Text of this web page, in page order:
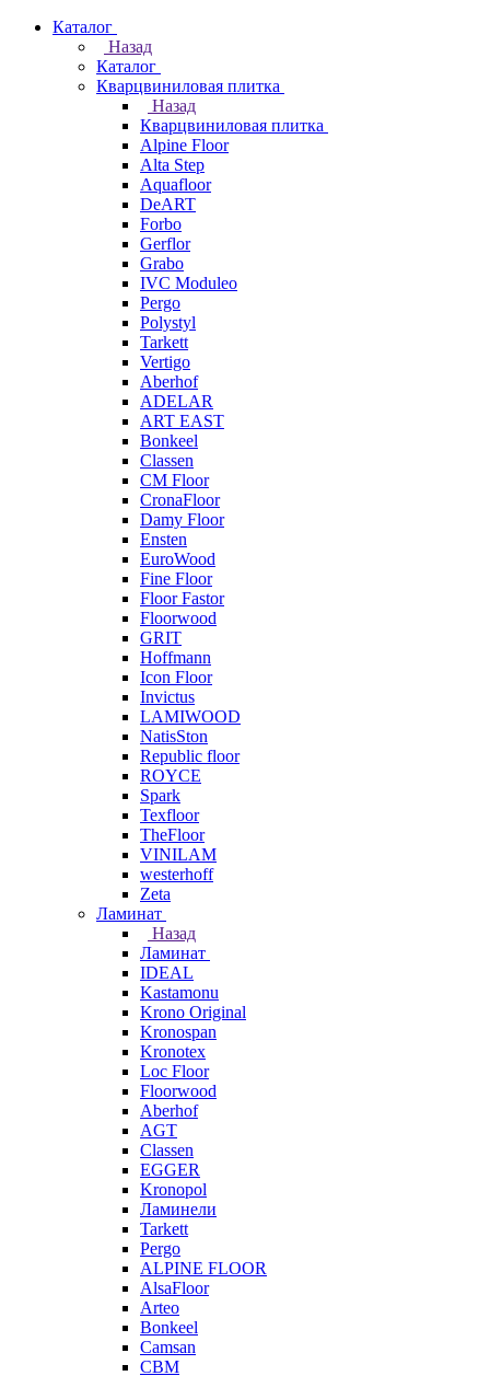
Каталог
Назад
Каталог
Кварцвиниловая плитка
Назад
Кварцвиниловая плитка
Alpine Floor
Alta Step
Aquafloor
DeART
Forbo
Gerflor
Grabo
IVC Moduleo
Pergo
Polystyl
Tarkett
Vertigo
Aberhof
ADELAR
ART EAST
Bonkeel
Classen
CM Floor
CronaFloor
Damy Floor
Ensten
EuroWood
Fine Floor
Floor Fastor
Floorwood
GRIT
Hoffmann
Icon Floor
Invictus
LAMIWOOD
NatisSton
Republic floor
ROYCE
Spark
Texfloor
TheFloor
VINILAM
westerhoff
Zeta
Ламинат
Назад
Ламинат
IDEAL
Kastamonu
Krono Original
Kronospan
Kronotex
Loc Floor
Floorwood
Aberhof
AGT
Classen
EGGER
Kronopol
Ламинели
Tarkett
Pergo
ALPINE FLOOR
AlsaFloor
Arteo
Bonkeel
Camsan
CBM